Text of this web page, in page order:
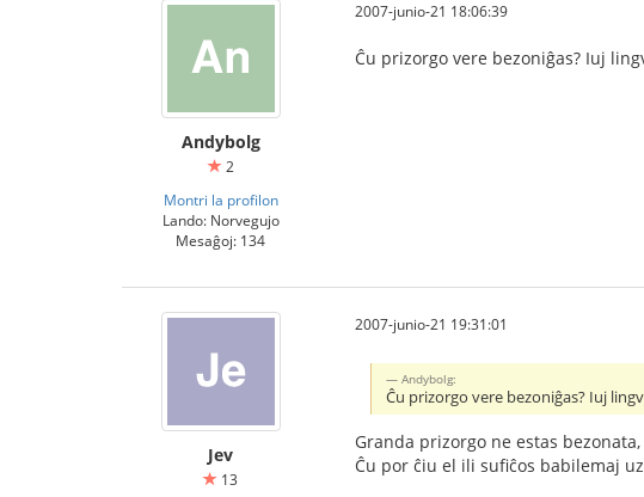
Andybolg
2
Montri la profilon
Lando: Norvegujo
Mesaĝoj: 134
2007-junio-21 18:06:39
Ĉu prizorgo vere bezoniĝas? Iuj
Jev
13
2007-junio-21 19:31:01
Andybolg:
Ĉu prizorgo vere bezoniĝas? Iuj
Granda prizorgo ne estas
Ĉu por ĉiu el ili sufiĉos babilemaj